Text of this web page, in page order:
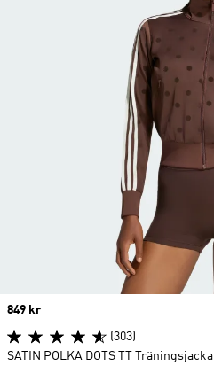
Price
849 kr
(303)
SATIN POLKA DOTS TT Träningsjacka